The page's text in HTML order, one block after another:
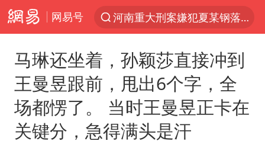
网易号
光影经济撬动暑期消费新蓝海
新疆优化调整景区内自驾服务费
微信又有新功能，你可以“撤回”你的撤回了！
上四休三，但降薪1000元，你接受吗？
情侣平潭拍日出坠崖1死1伤
马琳还坐着，孙颖莎直接冲到
王曼昱跟前，甩出6个字，全
场都愣了。 当时王曼昱正卡在
关键分，急得满头是汗